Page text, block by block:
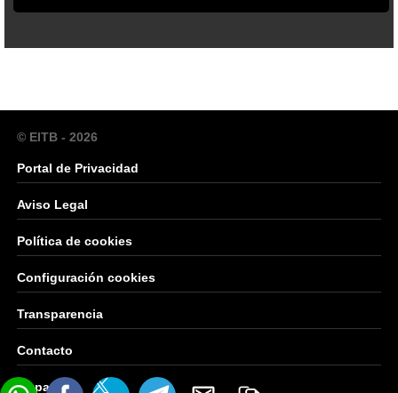
© EITB - 2026
Portal de Privacidad
Aviso Legal
Política de cookies
Configuración cookies
Transparencia
Contacto
Mapa Web